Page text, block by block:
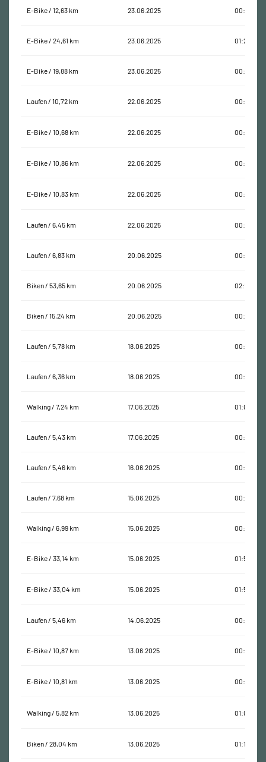
E-Bike / 12,63 km 23.06.2025 00:38:13
E-Bike / 24,61 km 23.06.2025 01:25:46
E-Bike / 19,88 km 23.06.2025 00:59:28
Laufen / 10,72 km 22.06.2025 00:27:34
E-Bike / 10,68 km 22.06.2025 00:26:18
E-Bike / 10,86 km 22.06.2025 00:26:48
E-Bike / 10,83 km 22.06.2025 00:26:00
Laufen / 6,45 km 22.06.2025 00:32:25
Laufen / 6,83 km 20.06.2025 00:43:20
Biken / 53,65 km 20.06.2025 02:13:18
Biken / 15,24 km 20.06.2025 00:45:07
Laufen / 5,78 km 18.06.2025 00:40:06
Laufen / 6,36 km 18.06.2025 00:41:29
Walking / 7,24 km 17.06.2025 01:03:27
Laufen / 5,43 km 17.06.2025 00:35:54
Laufen / 5,46 km 16.06.2025 00:38:29
Laufen / 7,68 km 15.06.2025 00:46:22
Walking / 6,99 km 15.06.2025 00:58:44
E-Bike / 33,14 km 15.06.2025 01:51:54
E-Bike / 33,04 km 15.06.2025 01:50:53
Laufen / 5,46 km 14.06.2025 00:38:29
E-Bike / 10,87 km 13.06.2025 00:34:00
E-Bike / 10,81 km 13.06.2025 00:33:22
Walking / 5,82 km 13.06.2025 01:00:41
Biken / 28,04 km 13.06.2025 01:15:04